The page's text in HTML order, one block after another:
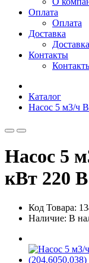
Оплата
Оплата
Доставка
Доставка
Контакты
Каталог
Насос 5 м3/ч
Насос 5
кВт 220
Код Товара:
Наличие: В